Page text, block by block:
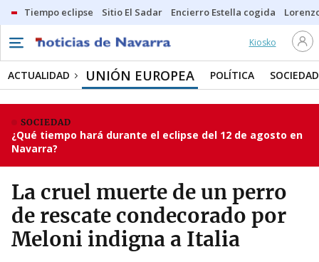
Tiempo eclipse Sitio El Sadar Encierro Estella cogida
Kiosko
ACTUALIDAD UNIÓN EUROPEA POLÍTICA SOCIEDAD
SOCIEDAD
¿Qué tiempo hará durante el eclipse del 12 de agosto en
Navarra?
La cruel muerte de un perro
de rescate condecorado por
Meloni indigna a Italia